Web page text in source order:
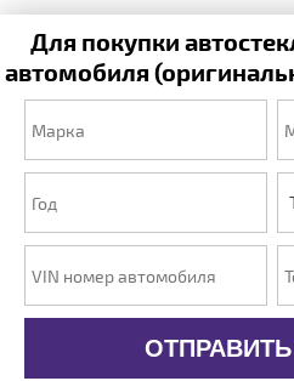
Для покупки
автомобиля